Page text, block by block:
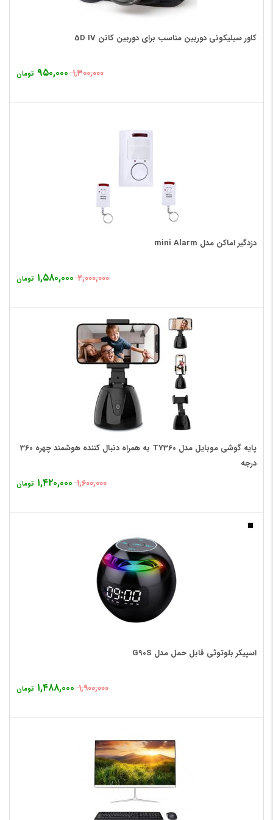
کاور سیلیکونی دوربین مناسب برای دوربین کانن 5D IV
۱,۳۰۰,۰۰۰ ۹۵۰,۰۰۰ تومان
دزدگیر اماکن مدل mini Alarm
۲,۰۰۰,۰۰۰ ۱,۵۸۰,۰۰۰ تومان
پایه گوشی موبایل مدل TY360 به همراه دنبال کننده هوشمند چهره 360
درجه
۱,۶۰۰,۰۰۰ ۱,۴۲۰,۰۰۰ تومان
اسپیکر بلوتوثی قابل حمل مدل G90S
۱,۹۰۰,۰۰۰ ۱,۴۸۸,۰۰۰ تومان